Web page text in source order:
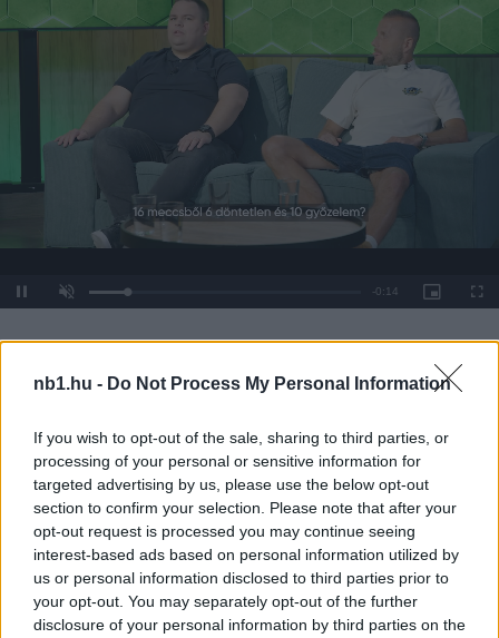
nb1.hu - Do Not Process My Personal Information
If you wish to opt-out of the sale, sharing to third parties, or
processing of your personal or sensitive information for
targeted advertising by us, please use the below opt-out
section to confirm your selection. Please note that after your
opt-out request is processed you may continue seeing
interest-based ads based on personal information utilized by
us or personal information disclosed to third parties prior to
your opt-out. You may separately opt-out of the further
disclosure of your personal information by third parties on the
Pause UnmuteLoaded:
0%
Remaining
-0:14
Picture-
in-
Borítókép forrása: Liverpool FC